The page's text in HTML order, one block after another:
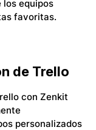
los equipos
favoritas.
de Trello
con Zenkit
personalizados